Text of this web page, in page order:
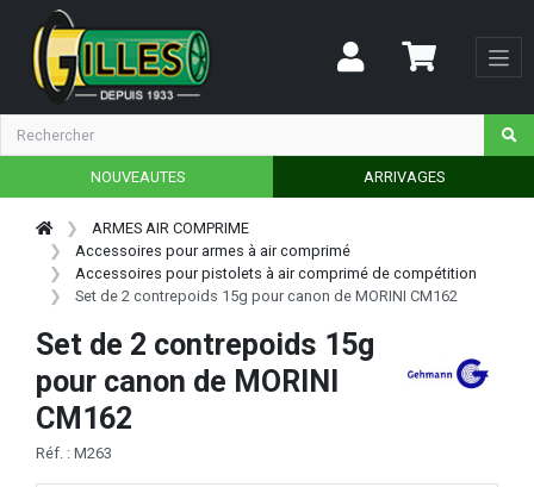
NOUVEAUTES ARRIVAGES
ARMES AIR COMPRIME
Accessoires pour armes à air comprimé
Accessoires pour pistolets à air comprimé de compétition
Set de 2 contrepoids 15g pour canon de MORINI CM162
Set de 2 contrepoids 15g
pour canon de MORINI
CM162
Réf. : M263